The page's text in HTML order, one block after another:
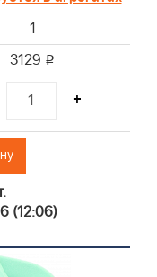
1
3129 i
+
(12:06)